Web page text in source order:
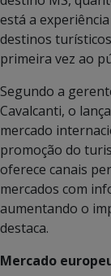
está a
destinos
primeira vez ao
Segundo a
Cavalcanti, o
mercado
promoção do
oferece canais
mercados com
aumentando o
destaca.
Mercado